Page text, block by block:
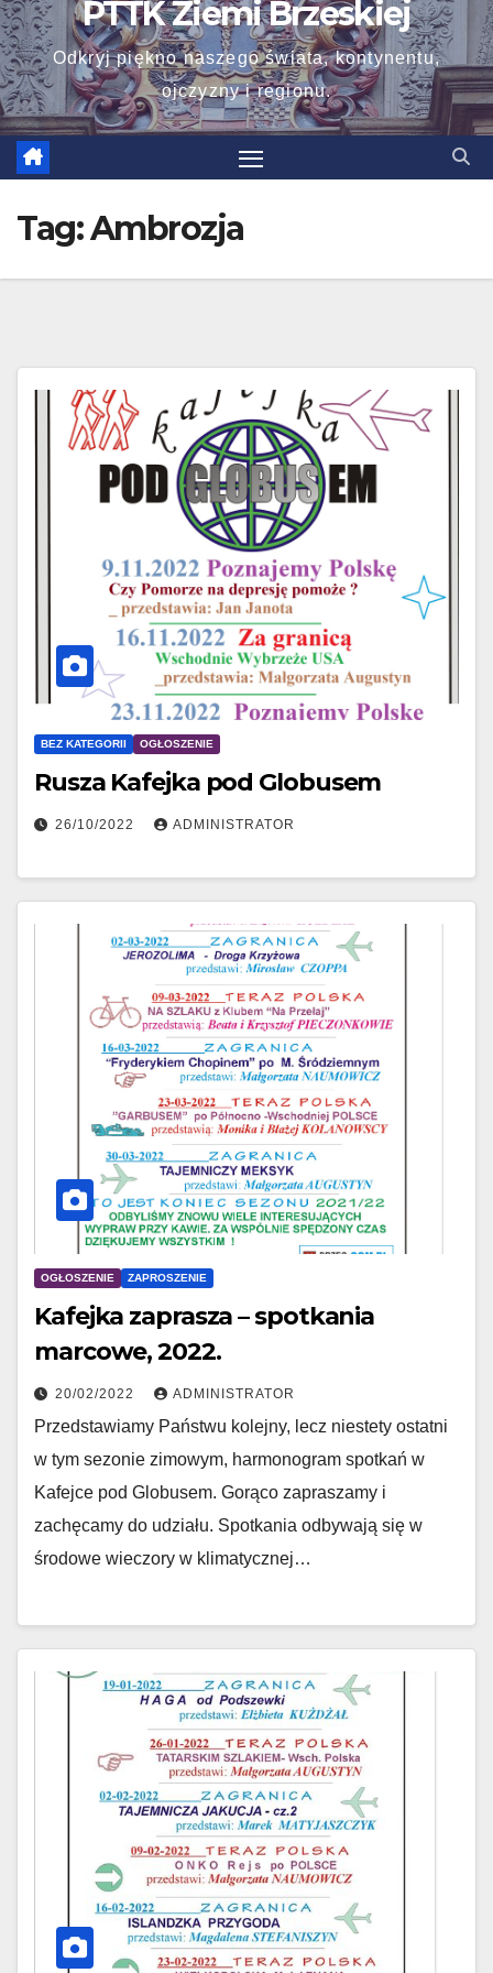
PTTK Ziemi Brzeskiej
Odkryj piękno naszego świata, kontynentu,
ojczyzny i regionu.
Tag:Ambrozja
BEZ KATEGORII OGŁOSZENIE
Rusza Kafejka pod Globusem
26/10/2022 ADMINISTRATOR
OGŁOSZENIE ZAPROSZENIE
Kafejka zaprasza – spotkania
marcowe, 2022.
20/02/2022 ADMINISTRATOR
Przedstawiamy Państwu kolejny, lecz niestety ostatni
w tym sezonie zimowym, harmonogram spotkań w
Kafejce pod Globusem. Gorąco zapraszamy i
zachęcamy do udziału. Spotkania odbywają się w
środowe wieczory w klimatycznej…